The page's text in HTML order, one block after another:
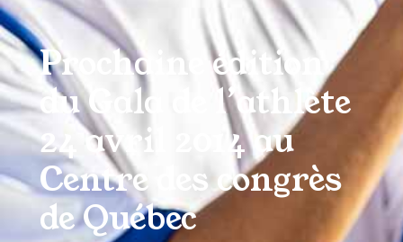
Prochaine édition
du Gala de l’athlète
24 avril 2014 au
Centre des congrès
de Québec